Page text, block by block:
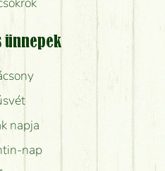
ünnepek
napja
nap